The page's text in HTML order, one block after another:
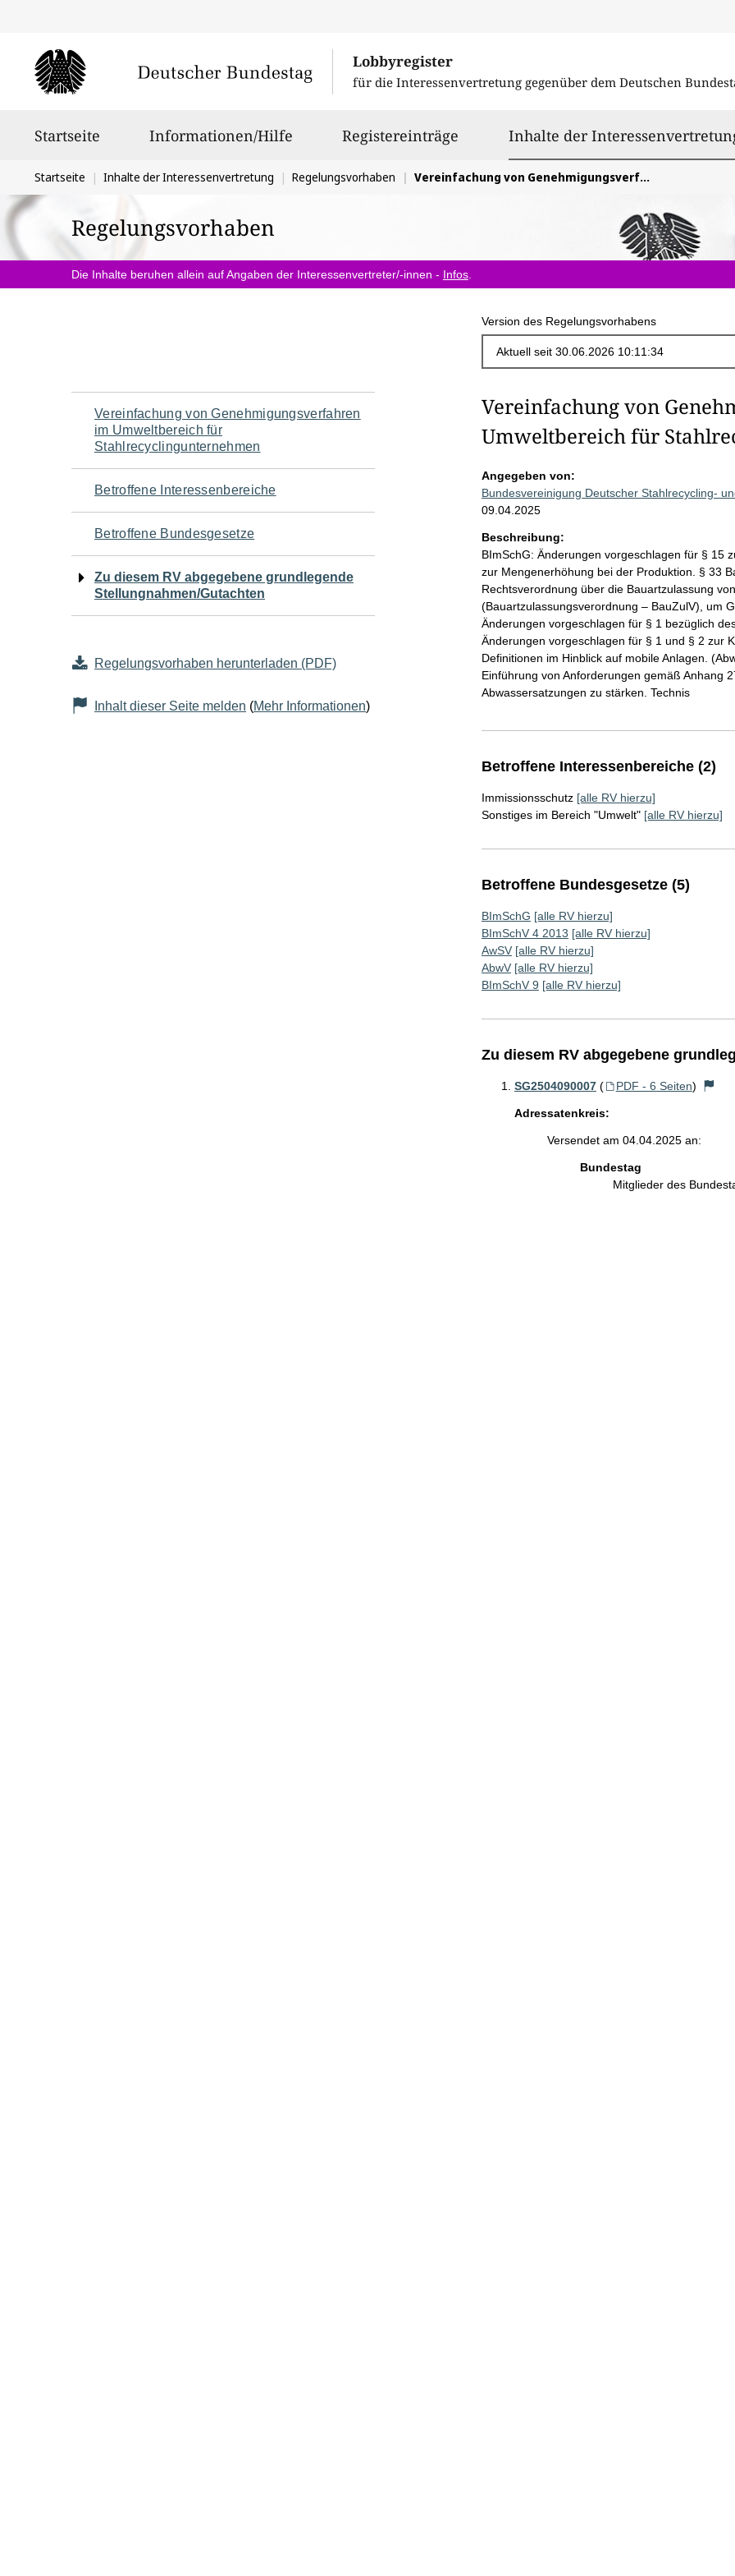
Lobbyregister
für die Interessenvertretung gegenüber dem Deutschen
Startseite Informationen/Hilfe Registereinträge Inhalte der
Sie
befinden
sich
hier:
Startseite Inhalte der Interessenvertretung Regelungsvorhaben Vereinfachung von Genehmigungsverfahren im Umweltbereich für Stahlrecyclingunternehmen
Regelungsvorhaben
Die Inhalte beruhen allein auf Angaben der Interessenvertreter/-innen - Infos
Version des Regelungsvorhabens
Navigation
für
den
Seiteninhalt
Vereinfachung von Genehmigungsverfahren
im Umweltbereich für
Stahlrecyclingunternehmen
Betroffene Interessenbereiche
Betroffene Bundesgesetze
Zu diesem RV abgegebene grundlegende
Stellungnahmen/Gutachten
Regelungsvorhaben herunterladen (PDF)
Inhalt dieser Seite melden (Mehr Informationen)
Vereinfachung von
Umweltbereich für
Angegeben von:
Bundesvereinigung Deutscher Stahlrecycling-
09.04.2025
Beschreibung:
BImSchG: Änderungen vorgeschlagen für § 15
zur Mengenerhöhung bei der Produktion. § 33
Rechtsverordnung über die Bauartzulassung
(Bauartzulassungsverordnung – BauZulV), um
Änderungen vorgeschlagen für § 1 bezüglich
Änderungen vorgeschlagen für § 1 und § 2 zur
Definitionen im Hinblick auf mobile Anlagen.
Einführung von Anforderungen gemäß Anhang
Abwassersatzungen zu stärken. Technis
Betroffene Interessenbereiche (2)
Immissionsschutz [alle RV hierzu]
Sonstiges im Bereich "Umwelt" [alle RV hierzu]
Betroffene Bundesgesetze (5)
BImSchG [alle RV hierzu]
BImSchV 4 2013 [alle RV hierzu]
AwSV [alle RV hierzu]
AbwV [alle RV hierzu]
BImSchV 9 [alle RV hierzu]
Zu diesem RV abgegebene
SG2504090007 ( PDF - 6 Seiten)
Adressatenkreis:
Versendet am 04.04.2025 an:
Bundestag
Mitglieder des